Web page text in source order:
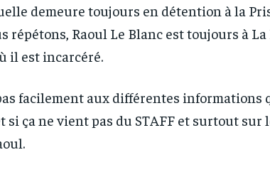
demeure toujours en détention à la
répétons, Raoul Le Blanc est toujours à
il est incarcéré.
facilement aux différentes
si ça ne vient pas du STAFF et surtout sur